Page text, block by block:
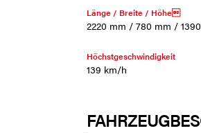
Länge / Breite / Höhe
2220 mm / 780 mm /
Höchstgeschwindigkeit
139 km/h